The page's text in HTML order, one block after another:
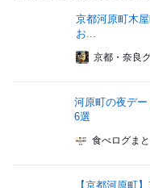
京都河原町木
お...
京都・奈良
河原町の夜デ
6選
食べログま
【京都河原町